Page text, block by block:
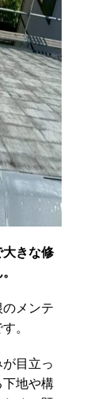
きな修
メンテ
。
目立っ
地や構